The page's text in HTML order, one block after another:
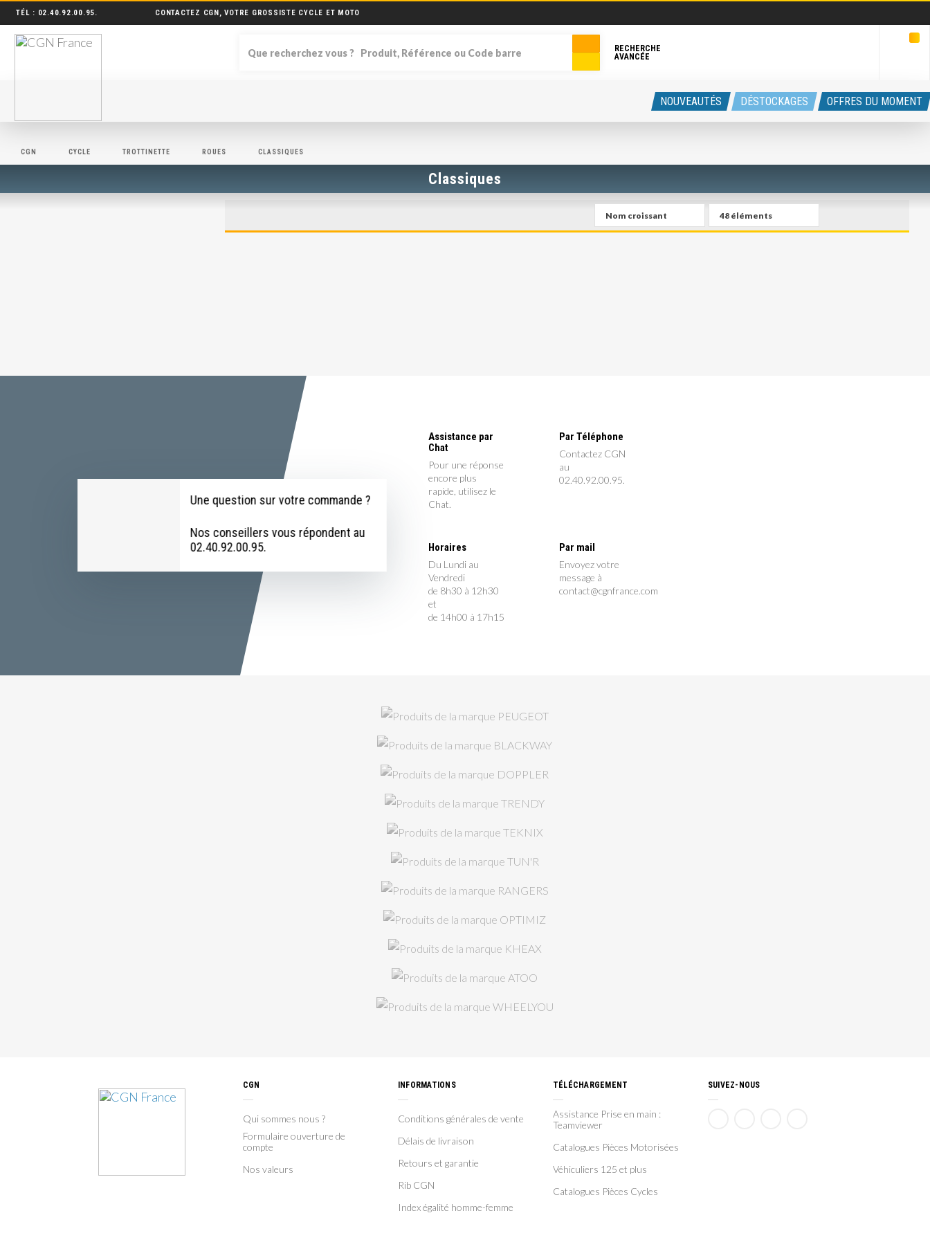
NOUVEAUTÉS DÉSTOCKAGES OFFRES DU MOMENT
TÉL : 02.40.92.00.95. CONTACTEZ CGN, VOTRE GROSSISTE CYCLE ET MOTO
RECHERCHE
AVANCÉE
CGN CYCLE TROTTINETTE ROUES CLASSIQUES
Classiques
Une question sur votre commande ?
Nos conseillers vous répondent au
02.40.92.00.95.
Assistance par
Chat
Pour une réponse
encore plus
rapide, utilisez le
Chat.
Par Téléphone
Contactez CGN
au
02.40.92.00.95.
Horaires
Du Lundi au
Vendredi
de 8h30 à 12h30
et
de 14h00 à 17h15
Par mail
Envoyez votre
message à
contact@cgnfrance.com
CGN
Qui sommes nous ?
Formulaire ouverture de
compte
Nos valeurs
INFORMATIONS
Conditions générales de vente
Délais de livraison
Retours et garantie
Rib CGN
Index égalité homme-femme
TÉLÉCHARGEMENT
Assistance Prise en main :
Teamviewer
Catalogues Pièces Motorisées
Véhiculiers 125 et plus
Catalogues Pièces Cycles
SUIVEZ-NOUS